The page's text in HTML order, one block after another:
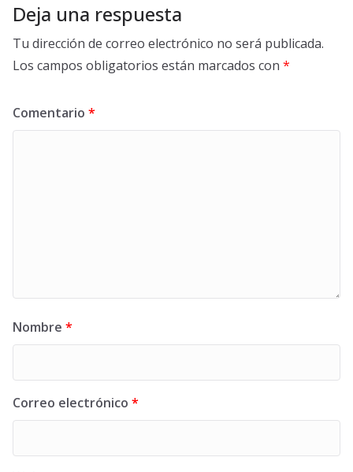
Deja una respuesta
Tu dirección de correo electrónico no será publicada.
Los campos obligatorios están marcados con *
Comentario *
Nombre *
Correo electrónico *